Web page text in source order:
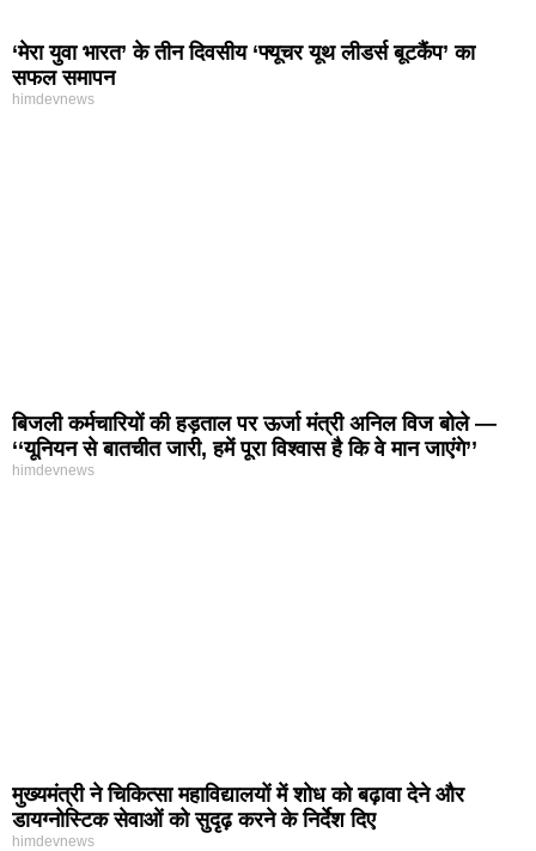
‘मेरा युवा भारत’ के तीन दिवसीय ‘फ्यूचर यूथ लीडर्स बूटकैंप’ का
सफल समापन
himdevnews
बिजली कर्मचारियों की हड़ताल पर ऊर्जा मंत्री अनिल विज बोले —
‘‘यूनियन से बातचीत जारी, हमें पूरा विश्वास है कि वे मान जाएंगे’’
himdevnews
मुख्यमंत्री ने चिकित्सा महाविद्यालयों में शोध को बढ़ावा देने और
डायग्नोस्टिक सेवाओं को सुदृढ़ करने के निर्देश दिए
himdevnews